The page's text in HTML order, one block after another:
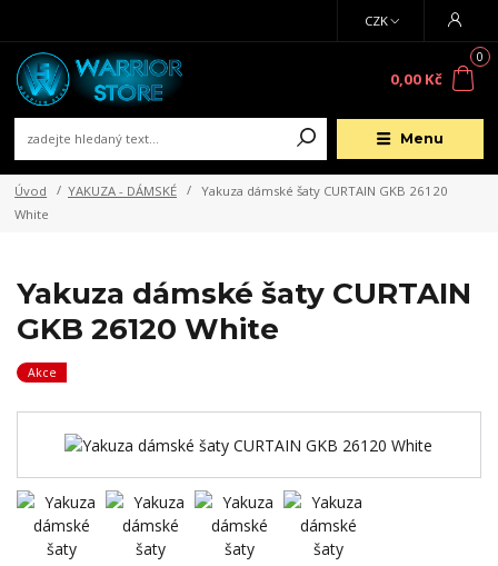
Menu
CZK
0
0,00 Kč
Úvod YAKUZA - DÁMSKÉ
Yakuza dámské šaty CURTAIN GKB 26120
White
Yakuza dámské šaty CURTAIN
GKB 26120 White
Akce